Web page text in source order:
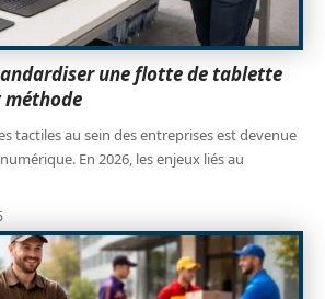
une flotte de tablette
tactiles au sein des entreprises est devenue
En 2026, les enjeux liés au